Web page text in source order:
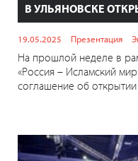
В УЛЬЯНОВСКЕ
19.05.2025 Презентация
На прошлой неделе в
«Россия – Исламский
соглашение об открытии